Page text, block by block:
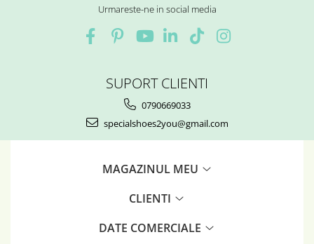
Urmareste-ne in social media
SUPORT CLIENTI
0790669033
specialshoes2you@gmail.com
MAGAZINUL MEU
CLIENTI
DATE COMERCIALE